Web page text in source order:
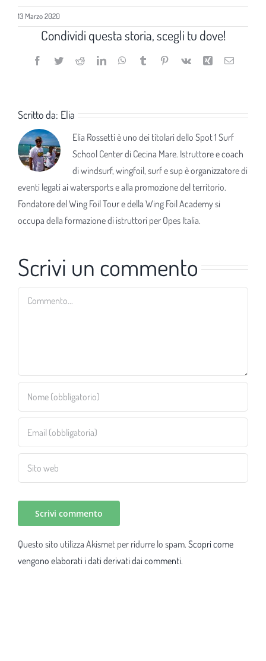
13 Marzo 2020
Condividi questa storia, scegli tu dove!
Facebook
TwitterRedditLinkedInWhatsApp
TumblrPinterest
Vk Xing Email
Scritto da: Elia
Elia Rossetti è uno dei titolari dello Spot 1 Surf
School Center di Cecina Mare. Istruttore e coach
di windsurf, wingfoil, surf e sup è organizzatore di
eventi legati ai watersports e alla promozione del territorio.
Fondatore del Wing Foil Tour e della Wing Foil Academy si
occupa della formazione di istruttori per Opes Italia.
Scrivi un commento
Commento
Questo sito utilizza Akismet per ridurre lo spam. Scopri come
vengono elaborati i dati derivati dai commenti.